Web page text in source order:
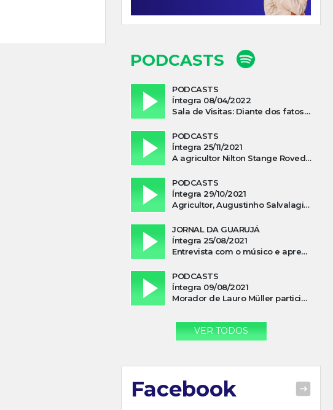
PODCASTS
PODCASTS
Íntegra 08/04/2022
Sala de Visitas: Diante dos fatos que influenciam a economia o que podemos esperar de 2022
PODCASTS
Íntegra 25/11/2021
A agricultor Nilton Stange Roveda, afirma ter recebido ajuda espiritual durante acidente
PODCASTS
Íntegra 29/10/2021
Agricultor, Augustinho Salvalagio, relata sobre aparição do Cavaleiro Negro no Rio das Furnas
JORNAL DA GUARUJÁ
Íntegra 25/08/2021
Entrevista com o músico e apresentador, Lismael Ferrareis, no Cidade e Campo
PODCASTS
Íntegra 09/08/2021
Morador de Lauro Müller participa de motociata em apoio a Bolsonaro
VER TODOS
Facebook